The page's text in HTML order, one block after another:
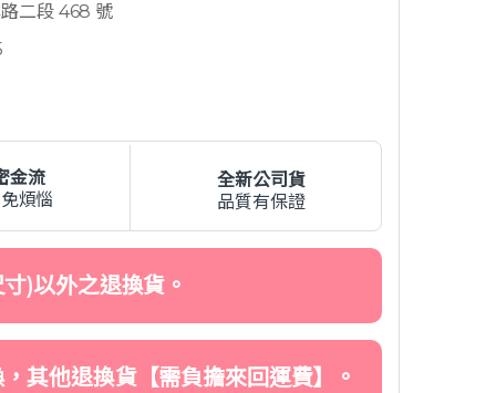
二段 468 號
金流
煩惱
全新公司貨
品質有保證
)以外之退換貨。
其他退換貨【需負擔來回運費】。